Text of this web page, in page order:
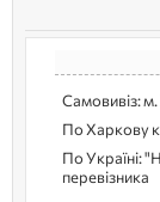
Самовивіз: м.
По Харкову
По Україні:
перевізника